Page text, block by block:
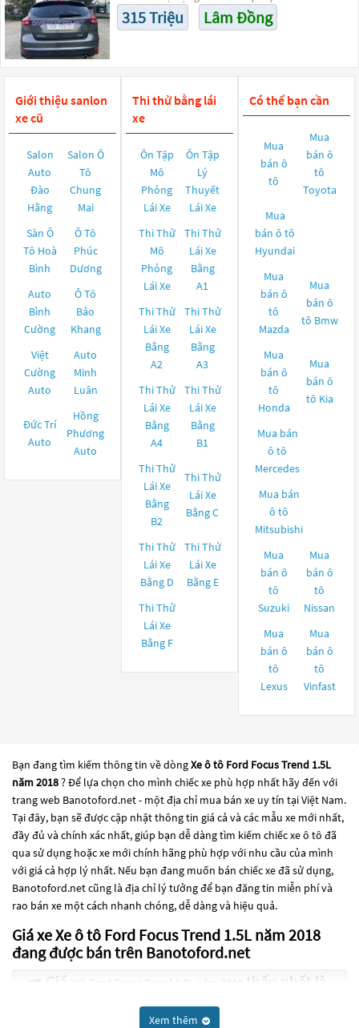
315 Triệu Lâm Đồng
Giới thiệu sanlon
xe cũ
Salon
Auto
Đào
Hằng
Salon Ô
Tô
Chung
Mai
Sàn Ô
Tô Hoà
Bình
Ô Tô
Phúc
Dương
Auto
Bình
Cường
Ô Tô
Bảo
Khang
Việt
Cường
Auto
Auto
Minh
Luân
Đức Trí
Auto
Hồng
Phương
Auto
Thi thử bằng lái
xe
Ôn Tập
Mô
Phỏng
Lái Xe
Ôn Tập
Lý
Thuyết
Lái Xe
Thi Thử
Mô
Phỏng
Lái Xe
Thi Thử
Lái Xe
Bằng
A1
Thi Thử
Lái Xe
Bằng
A2
Thi Thử
Lái Xe
Bằng
A3
Thi Thử
Lái Xe
Bằng
A4
Thi Thử
Lái Xe
Bằng
B1
Thi Thử
Lái Xe
Bằng
B2
Thi Thử
Lái Xe
Bằng C
Thi Thử
Lái Xe
Bằng D
Thi Thử
Lái Xe
Bằng E
Thi Thử
Lái Xe
Bằng F
Có thể bạn cần
Mua
bán ô
tô
Mua
bán ô
tô
Toyota
Mua
bán ô tô
Hyundai
Mua
bán ô
tô
Mazda
Mua
bán ô
tô Bmw
Mua
bán ô
tô
Honda
Mua
bán ô
tô Kia
Mua bán
ô tô
Mercedes
Mua bán
ô tô
Mitsubishi
Mua
bán ô
tô
Suzuki
Mua
bán ô
tô
Nissan
Mua
bán ô
tô
Lexus
Mua
bán ô
tô
Vinfast
Bạn đang tìm kiếm thông tin về dòngXe ô tô Ford Focus Trend 1.5L
năm 2018? Để lựa chọn cho mình chiếc xe phù hợp nhất hãy đến với
trang web Banotoford.net - một địa chỉ mua bán xe uy tín tại Việt Nam.
Tại đây, bạn sẽ được cập nhật thông tin giá cả và các mẫu xe mới nhất,
đầy đủ và chính xác nhất, giúp bạn dễ dàng tìm kiếm chiếc xe ô tô đã
qua sử dụng hoặc xe mới chính hãng phù hợp với nhu cầu của mình
với giá cả hợp lý nhất. Nếu bạn đang muốn bán chiếc xe đã sử dụng,
Banotoford.net cũng là địa chỉ lý tưởng để bạn đăng tin miễn phí và
rao bán xe một cách nhanh chóng, dễ dàng và hiệu quả.
Giá xe Xe ô tô Ford Focus Trend 1.5L năm 2018
đang được bán trên Banotoford.net
Giá xe Ford Focus Trend 1.5L năm 2018 thấp nhất là
Xem thêm